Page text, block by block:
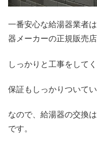
一番安心な給湯器業者
器メーカーの正規販売店
しっかりと工事をしてく
保証もしっかりついてい
なので、給湯器の交換
です。